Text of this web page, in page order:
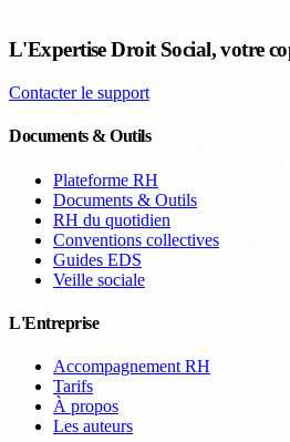
L'Expertise Droit Social, votre
Contacter le support
Documents & Outils
Plateforme RH
Documents & Outils
RH du quotidien
Conventions collectives
Guides EDS
Veille sociale
L'Entreprise
Accompagnement RH
Tarifs
À propos
Les auteurs